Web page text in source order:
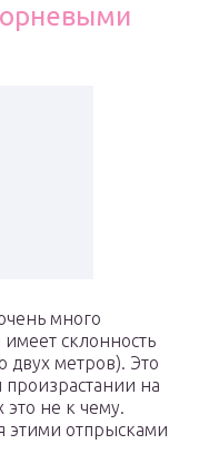
много
склонность
двух метров). Это
произрастании на
это не к чему.
этими отпрысками